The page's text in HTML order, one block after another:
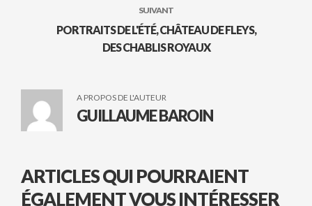
SUIVANT
PORTRAITS DE L'ÉTÉ, CHÂTEAU DE FLEYS,
DES CHABLIS ROYAUX
A PROPOS DE L'AUTEUR
GUILLAUME BAROIN
ARTICLES QUI POURRAIENT
ÉGALEMENT VOUS INTÉRESSER